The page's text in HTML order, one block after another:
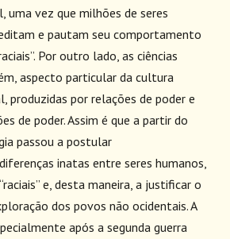
uma vez que milhões de seres
e pautam seu comportamento
Por outro lado, as ciências
aspecto particular da cultura
produzidas por relações de poder e
de poder. Assim é que a partir do
passou a postular
inatas entre seres humanos,
e, desta maneira, a justificar o
dos povos não ocidentais. A
após a segunda guerra